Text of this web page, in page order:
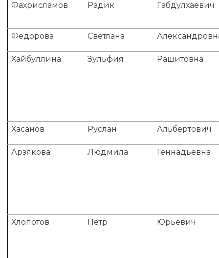
Фахрисламов Радик Габдулхаевич
Федорова Светлана
Хайбуллина Зульфия Рашитовна
Хасанов Руслан Альбертович
Арзякова Людмила Геннадьевна
Хлопотов Петр Юрьевич